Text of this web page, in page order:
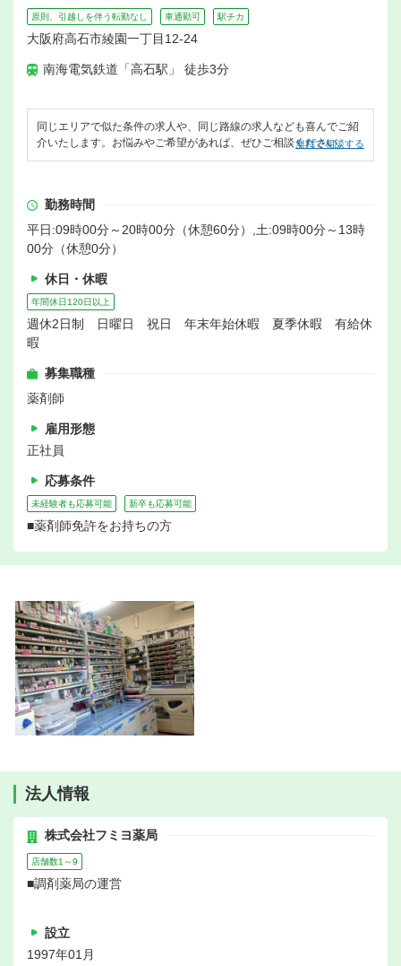
原則、引越しを伴う転勤なし 車通勤可 駅チカ
大阪府高石市綾園一丁目12-24
南海電気鉄道「高石駅」 徒歩3分
同じエリアで似た条件の求人や、同じ路線の求人なども喜んでご紹
介いたします。お悩みやご希望があれば、ぜひご相談ください。
無料で相談する
勤務時間
平日:09時00分～20時00分（休憩60分）,土:09時00分～13時
00分（休憩0分）
休日・休暇
年間休日120日以上
週休2日制 日曜日 祝日 年末年始休暇 夏季休暇 有給休
暇
募集職種
薬剤師
雇用形態
正社員
応募条件
未経験者も応募可能 新卒も応募可能
■薬剤師免許をお持ちの方
法人情報
株式会社フミヨ薬局
店舗数1～9
■調剤薬局の運営
設立
1997年01月